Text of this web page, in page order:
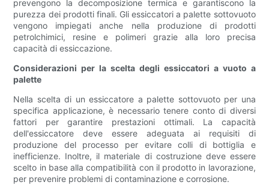
prevengono la decomposizione termica e garantiscono la
purezza dei prodotti finali. Gli essiccatori a palette sottovuoto
vengono impiegati anche nella produzione di prodotti
petrolchimici, resine e polimeri grazie alla loro precisa
capacità di essiccazione.
Considerazioni per la scelta degli essiccatori a vuoto a
palette
Nella scelta di un essiccatore a palette sottovuoto per una
specifica applicazione, è necessario tenere conto di diversi
fattori per garantire prestazioni ottimali. La capacità
dell'essiccatore deve essere adeguata ai requisiti di
produzione del processo per evitare colli di bottiglia e
inefficienze. Inoltre, il materiale di costruzione deve essere
scelto in base alla compatibilità con il prodotto in lavorazione,
per prevenire problemi di contaminazione e corrosione.